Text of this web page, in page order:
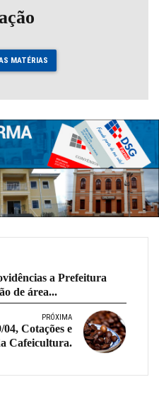
MATÉRIAS
a Prefeitura
de área...
PRÓXIMA
Cotações e
Cafeicultura.